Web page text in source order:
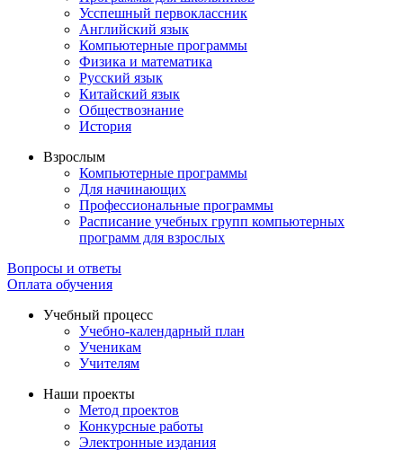
Усспешный первоклассник
Английский язык
Компьютерные программы
Физика и математика
Русский язык
Китайский язык
Обществознание
История
Взрослым
Компьютерные программы
Для начинающих
Профессиональные программы
Расписание учебных групп компьютерных
программ для взрослых
Вопросы и ответы
Оплата обучения
Учебный процесс
Учебно-календарный план
Ученикам
Учителям
Наши проекты
Метод проектов
Конкурсные работы
Электронные издания